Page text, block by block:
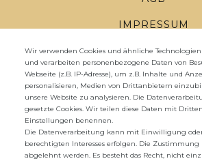
IMPRESSUM
DATENSCHUTZ
ZAHLUNG UND
Wir verwenden Cookies und ähnliche
und verarbeiten personenbezogene Daten von
Webseite (z.B. IP-Adresse), um z.B. Inhalte und
personalisieren, Medien von Drittanbietern
unsere Website zu analysieren. Die
gesetzte Cookies. Wir teilen diese Daten mit
Einstellungen benennen.
Die Datenverarbeitung kann mit Einwilligung
berechtigten Interesses erfolgen. Die
abgelehnt werden. Es besteht das Recht, nicht